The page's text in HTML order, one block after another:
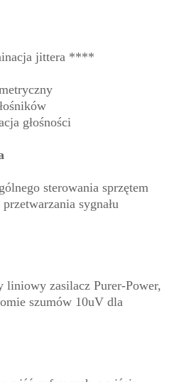
jittera ****
głośności
sterowania sprzętem
sygnału
liniowy zasilacz Purer-Power,
szumów 10uV dla